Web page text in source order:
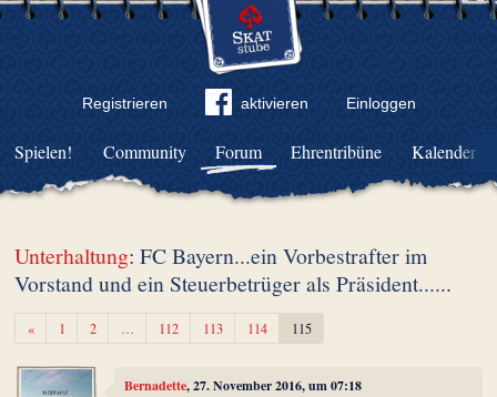
Registrieren aktivieren Einloggen
Community Forum Ehrentribüne Kalender
Spielen!
Unterhaltung: FC Bayern...ein Vorbestrafter im
Vorstand und ein Steuerbetrüger als Präsident......
«Zurück1 2 … 112 113 114 115
Bernadette, 27. November 2016, um 07:18